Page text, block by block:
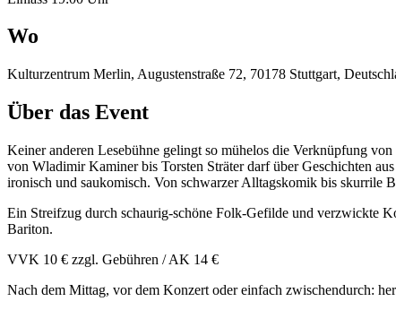
Wo
Kulturzentrum Merlin, Augustenstraße 72, 70178 Stuttgart,
Über das Event
Keiner anderen Lesebühne gelingt so mühelos die Verknüpfung
von Wladimir Kaminer bis Torsten Sträter darf über Geschichten
ironisch und saukomisch. Von schwarzer Alltagskomik bis skurrile
Ein Streifzug durch schaurig-schöne Folk-Gefilde und verzwickte
Bariton.
VVK 10 € zzgl. Gebühren / AK 14 €
Nach dem Mittag, vor dem Konzert oder einfach zwischendurch: